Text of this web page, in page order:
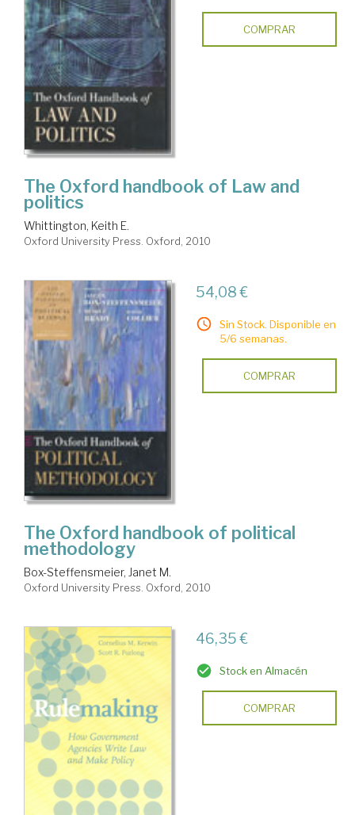
COMPRAR
The Oxford handbook of Law and
politics
Whittington, Keith E.
Oxford University Press. Oxford, 2010
54,08 €
Sin Stock. Disponible en
5/6 semanas.
COMPRAR
The Oxford handbook of political
methodology
Box-Steffensmeier, Janet M.
Oxford University Press. Oxford, 2010
46,35 €
Stock en Almacén
COMPRAR